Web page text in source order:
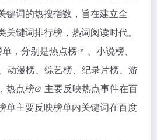
键词的热搜指数，旨在建立全
键词排行榜，热词阅读时代。
，分别是热点榜
、小说榜、
动漫榜、综艺榜、纪录片榜、游
热点榜
主要反映热点事件在百
单主要反映榜单内关键词在百度